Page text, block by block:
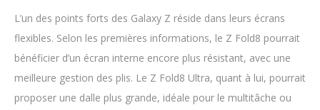
L’un des points forts des Galaxy Z réside dans leurs écrans
flexibles. Selon les premières informations, le Z Fold8 pourrait
bénéficier d’un écran interne encore plus résistant, avec une
meilleure gestion des plis. Le Z Fold8 Ultra, quant à lui, pourrait
proposer une dalle plus grande, idéale pour le multitâche ou